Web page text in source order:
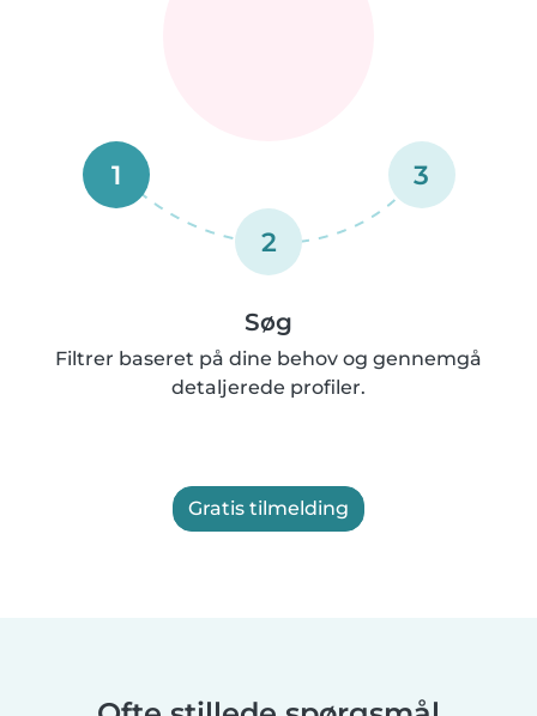
1
2
3
Søg
Filtrer baseret på dine behov og gennemgå
detaljerede profiler.
Gratis tilmelding